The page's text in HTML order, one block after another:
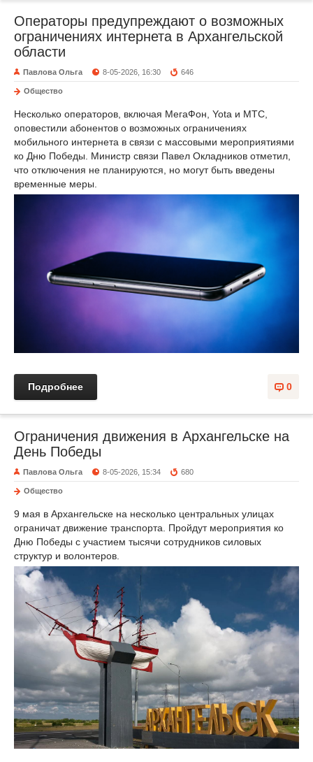
Операторы предупреждают о возможных
ограничениях интернета в Архангельской
области
Павлова Ольга 8-05-2026, 16:30 646
Общество
Несколько операторов, включая МегаФон, Yota и МТС,
оповестили абонентов о возможных ограничениях
мобильного интернета в связи с массовыми мероприятиями
ко Дню Победы. Министр связи Павел Окладников отметил,
что отключения не планируются, но могут быть введены
временные меры.
0
Подробнее
Ограничения движения в Архангельске на
День Победы
Павлова Ольга 8-05-2026, 15:34 680
Общество
9 мая в Архангельске на несколько центральных улицах
ограничат движение транспорта. Пройдут мероприятия ко
Дню Победы с участием тысячи сотрудников силовых
структур и волонтеров.